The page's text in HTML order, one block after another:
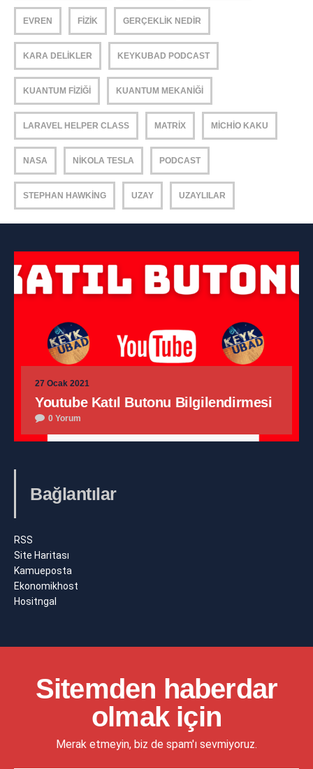
EVREN FIZIK GERÇEKLIK NEDIR
KARA DELIKLER KEYKUBAD PODCAST
KUANTUM FIZIĞI KUANTUM MEKANIĞI
LARAVEL HELPER CLASS MATRIX MICHIO KAKU
NASA NIKOLA TESLA PODCAST
STEPHAN HAWKING UZAY UZAYLILAR
27 Ocak 2021
Youtube Katıl Butonu Bilgilendirmesi
0 Yorum
Bağlantılar
RSS
Site Haritası
Kamueposta
Ekonomikhost
Hositngal
Sitemden haberdar
olmak için
Merak etmeyin, biz de spam'ı sevmiyoruz.